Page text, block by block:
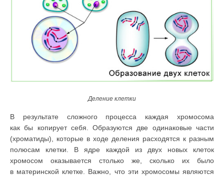
Деление клетки
В результате сложного процесса каждая хромосома
как бы копирует себя. Образуются две одинаковые части
(хроматиды), которые в ходе деле­ния расходятся к разным
полюсам клетки. В ядре каждой из двух новых клеток
хромосом оказывается столько же, сколько их было
в материнской клетке. Важно, что эти хромосомы являются